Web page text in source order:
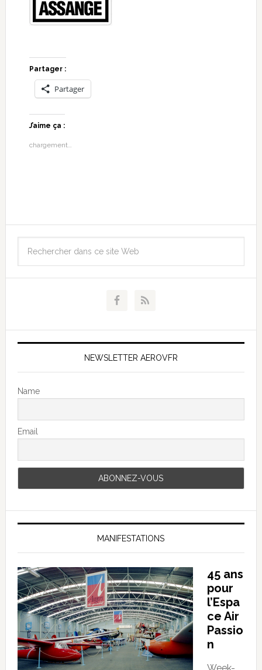
Partager :
Partager
J’aime ça :
chargement…
NEWSLETTER AEROVFR
Name
Email
MANIFESTATIONS
45 ans
pour
l’Espa
ce Air
Passio
n